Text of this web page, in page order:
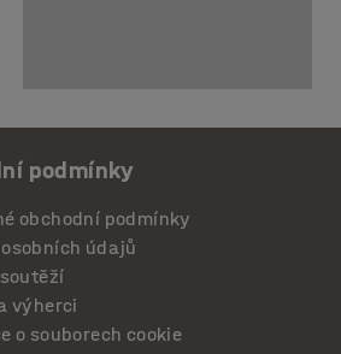
podmínky
obchodní podmínky
údajů
výherci
o souborech cookie